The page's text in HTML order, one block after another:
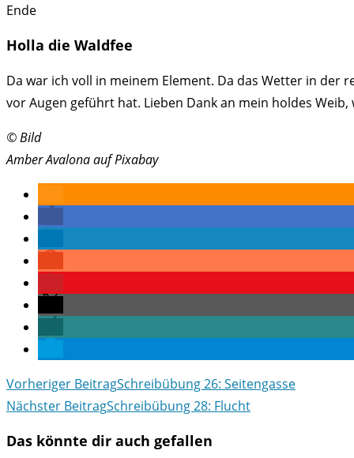
Ende
Holla die Waldfee
Da war ich voll in meinem Element. Da das Wetter in der
vor Augen geführt hat. Lieben Dank an mein holdes
© Bild
Amber Avalona auf Pixabay
Weitere
Artikel
Vorheriger BeitragSchreibübung 26: Seitengasse
Nächster BeitragSchreibübung 28: Flucht
Das könnte dir auch gefallen